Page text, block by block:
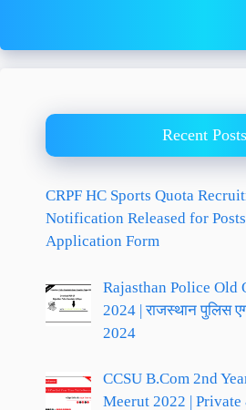
Recent Posts
CRPF HC Sports Quota
Notification Released for
Application Form
Rajasthan Police Old
2024 | राजस्थान पुलिस
2024
CCSU B.Com 2nd
Meerut 2022 |